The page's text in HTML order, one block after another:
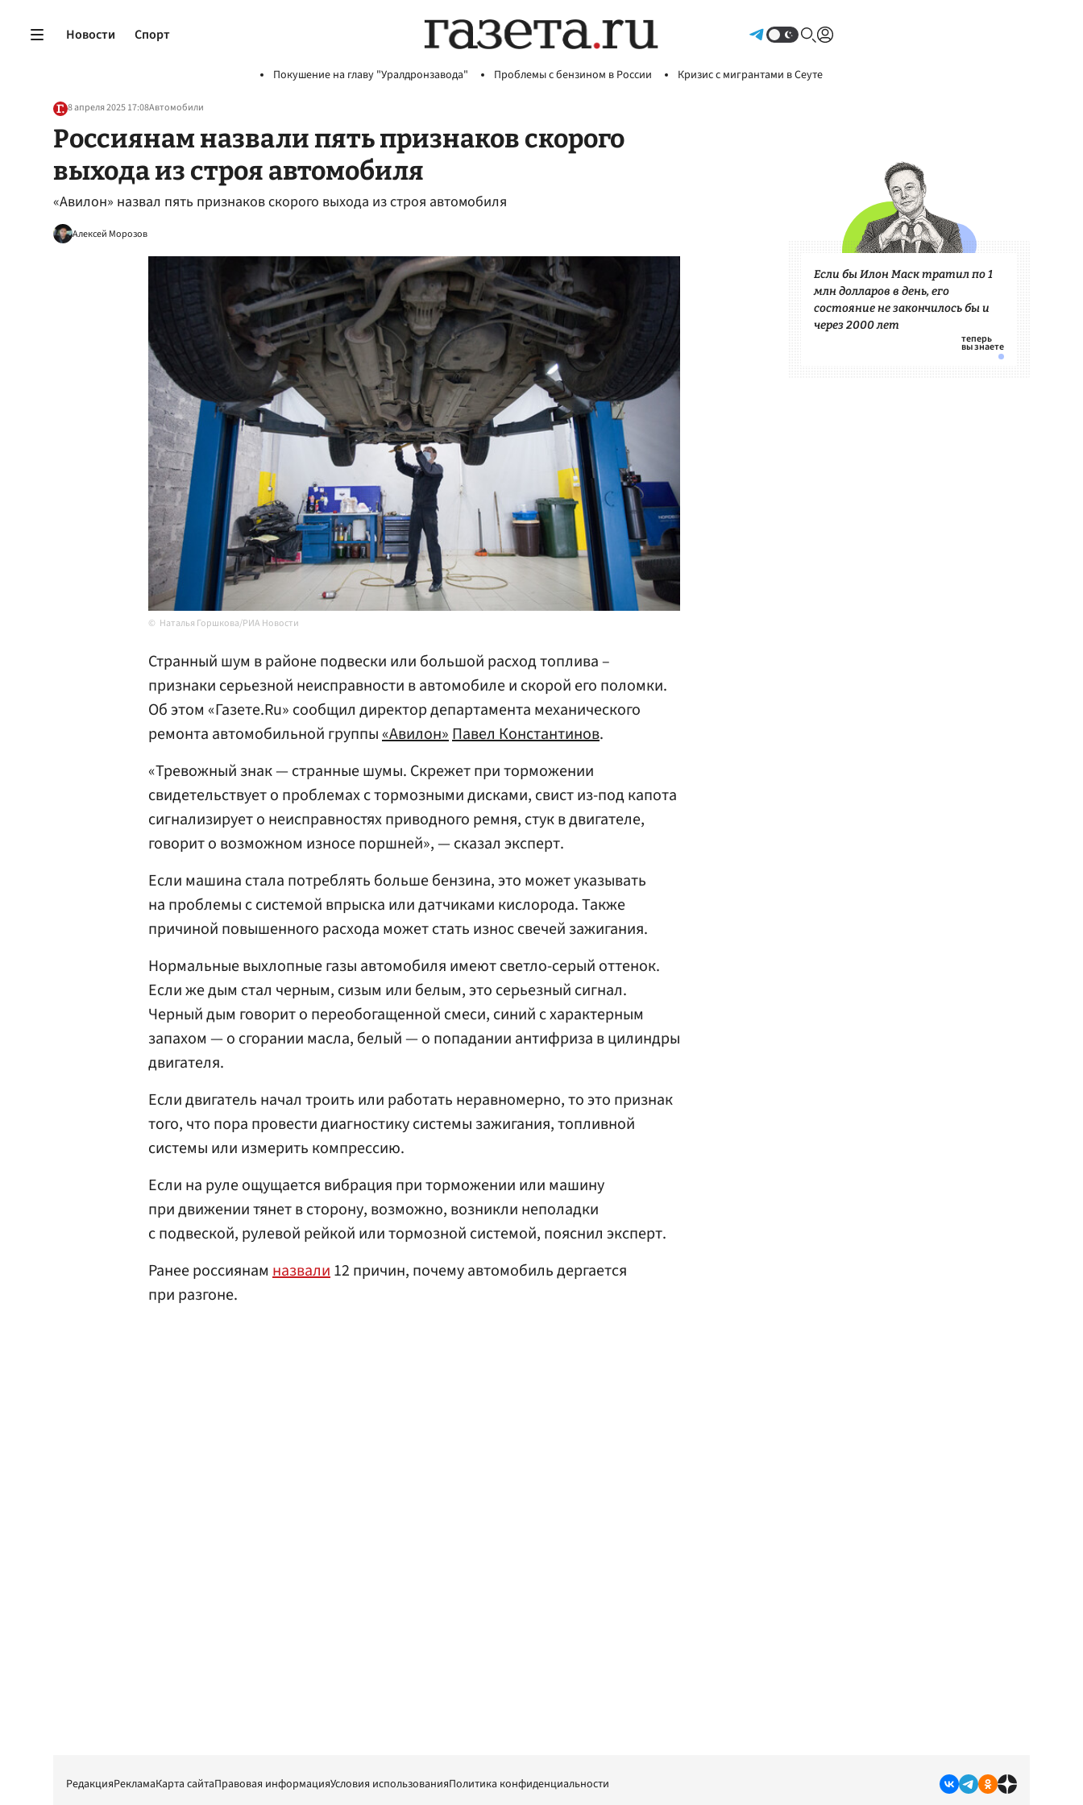
Новости Спорт
Покушение на главу "Уралдронзавода" Проблемы с бензином в России Кризис с мигрантами в Сеуте
8 апреля 2025 17:08Автомобили
Россиянам назвали пять признаков скорого
выхода из строя автомобиля
«Авилон» назвал пять признаков скорого выхода из строя автомобиля
Алексей Морозов
Наталья Горшкова/РИА Новости
Странный шум в районе подвески или большой расход топлива –
признаки серьезной неисправности в автомобиле и скорой его поломки.
Об этом «Газете.Ru» сообщил директор департамента механического
ремонта автомобильной группы«Авилон»Павел Константинов.
«Тревожный знак — странные шумы. Скрежет при торможении
свидетельствует о проблемах с тормозными дисками, свист из-под капота
сигнализирует о неисправностях приводного ремня, стук в двигателе,
говорит о возможном износе поршней», — сказал эксперт.
Если машина стала потреблять больше бензина, это может указывать
на проблемы с системой впрыска или датчиками кислорода. Также
причиной повышенного расхода может стать износ свечей зажигания.
Нормальные выхлопные газы автомобиля имеют светло-серый оттенок.
Если же дым стал черным, сизым или белым, это серьезный сигнал.
Черный дым говорит о переобогащенной смеси, синий с характерным
запахом — о сгорании масла, белый — о попадании антифриза в цилиндры
двигателя.
Если двигатель начал троить или работать неравномерно, то это признак
того, что пора провести диагностику системы зажигания, топливной
системы или измерить компрессию.
Если на руле ощущается вибрация при торможении или машину
при движении тянет в сторону, возможно, возникли неполадки
с подвеской, рулевой рейкой или тормозной системой, пояснил эксперт.
Ранее россиянам назвали12 причин, почему автомобиль дергается
при разгоне.
Если бы Илон Маск тратил по 1
млн долларов в день, его
состояние не закончилось бы и
через 2000 лет
РедакцияРекламаКарта сайтаПравовая информацияУсловия использованияПолитика конфиденциальности